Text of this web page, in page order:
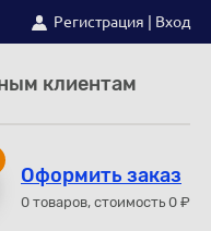
Регистрация Вход
клиентам
Оформить заказ
0 товаров, стоимость 0 ₽